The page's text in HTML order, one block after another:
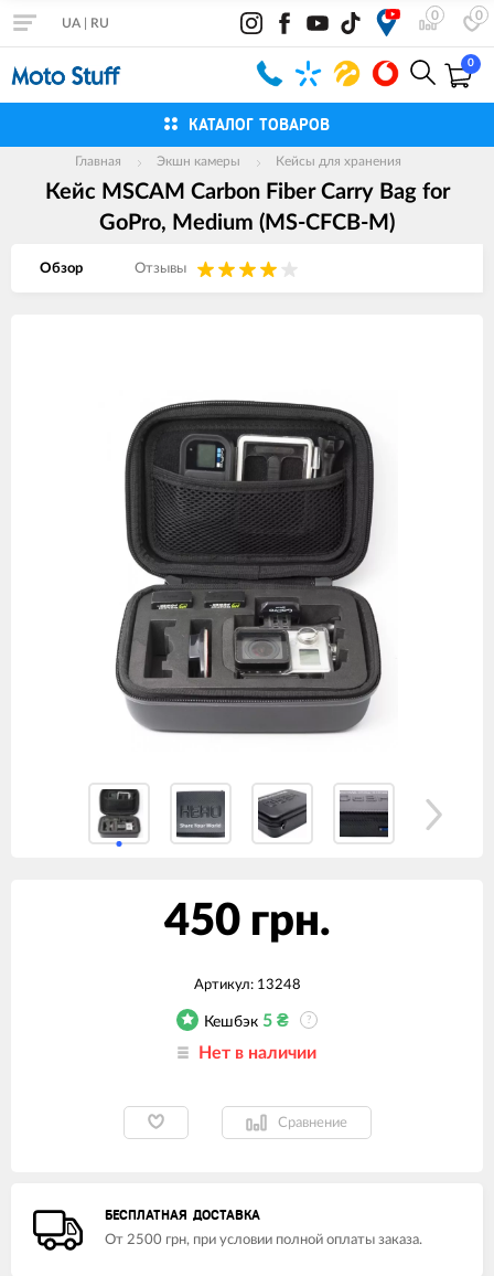
0 0
UA RU
0
КАТАЛОГ ТОВАРОВ
Главная Экшн камеры Кейсы для хранения
Кейс MSCAM Carbon Fiber Carry Bag for
GoPro, Medium (MS-CFCB-M)
Обзор Отзывы
450 грн.
Артикул: 13248
Кешбэк 5 ₴ ?
Нет в наличии
Сравнение
БЕСПЛАТНАЯ ДОСТАВКА
От 2500 грн, при условии полной оплаты заказа.